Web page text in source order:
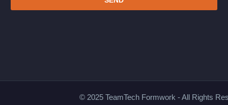
© 2025 TeamTech Formwork - All Rights